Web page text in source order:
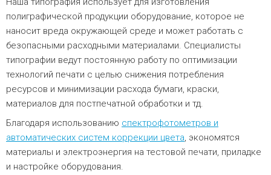
полиграфической продукции оборудование, которое не
наносит вреда окружающей среде и может работать с
безопасными расходными материалами. Специалисты
типографии ведут постоянную работу по оптимизации
технологий печати с целью снижения потребления
ресурсов и минимизации расхода бумаги, краски,
материалов для постпечатной обработки и тд.
Благодаря использованию спектрофотометров и
автоматических систем коррекции цвета , экономятся
материалы и электроэнергия на тестовой печати, приладке
и настройке оборудования.